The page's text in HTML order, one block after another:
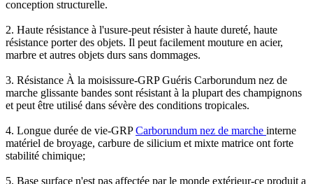
conception structurelle.
2. Haute résistance à l'usure-peut résister à haute dureté, haute
résistance porter des objets. Il peut facilement mouture en acier,
marbre et autres objets durs sans dommages.
3. Résistance À la moisissure-GRP Guéris Carborundum nez de
marche glissante bandes sont résistant à la plupart des champignons
et peut être utilisé dans sévère des conditions tropicales.
4. Longue durée de vie-GRPCarborundum nez de marche interne
matériel de broyage, carbure de silicium et mixte matrice ont forte
stabilité chimique;
5. Base surface n'est pas affectée par le monde extérieur-ce produit a